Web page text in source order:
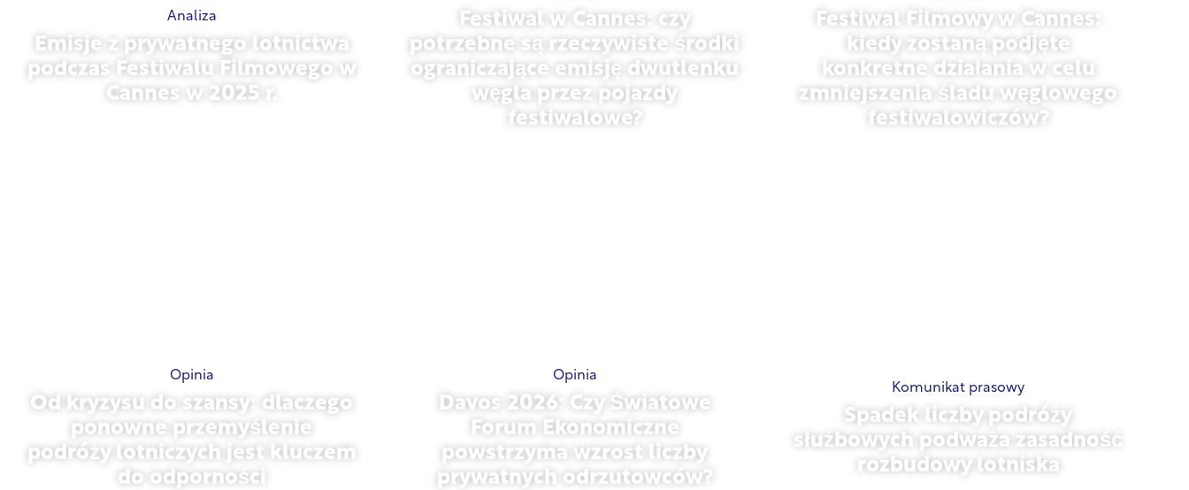
Analiza
Emisje z prywatnego lotnictwa
podczas Festiwalu Filmowego w
Cannes w 2025 r.
Festiwal w Cannes: czy
potrzebne są rzeczywiste środki
ograniczające emisję dwutlenku
węgla przez pojazdy
festiwalowe?
Festiwal Filmowy w Cannes:
kiedy zostaną podjęte
konkretne działania w celu
zmniejszenia śladu węglowego
festiwalowiczów?
Opinia
Od kryzysu do szansy: dlaczego
ponowne przemyślenie
podróży lotniczych jest kluczem
do odporności
Opinia
Davos 2026: Czy Światowe
Forum Ekonomiczne
powstrzyma wzrost liczby
prywatnych odrzutowców?
Komunikat prasowy
Spadek liczby podróży
służbowych podważa zasadność
rozbudowy lotniska